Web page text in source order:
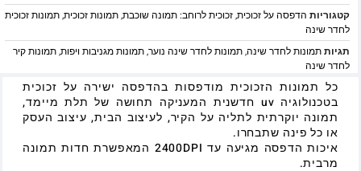
קטגוריות הדפסה על זכוכית,זכוכית לרוחב: תמונה שוכבת,תמונות זכוכית,תמונות זכוכית
לחדר שינה
תגיותתמונות לחדר שינה,תמונות לחדר שינה נוער,תמונות מגניבות ויפות,תמונות קיר
לחדר שינה
כל תמונות הזכוכית מודפסות בהדפסה ישירה על זכוכית
בטכנולוגיה uv חדשנית המעניקה תחושה של תלת מיימד,
תמונה יוקרתית לתליה על הקיר, לעיצוב הבית, עיצוב העסק
או כל פינה שתבחרו.
איכות הדפסה מגיעה עד 2400DPI המאפשרת חדות תמונה
מרבית.